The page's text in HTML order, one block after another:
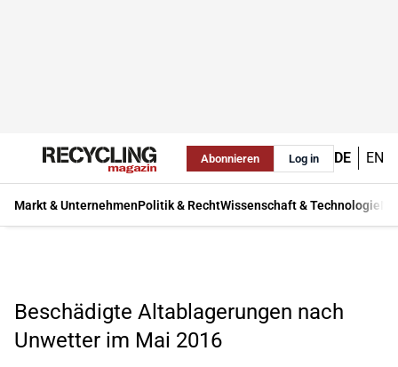
Abonnieren Log in DE EN
Markt & UnternehmenPolitik & RechtWissenschaft & Technologie
Beschädigte Altablagerungen nach
Unwetter im Mai 2016